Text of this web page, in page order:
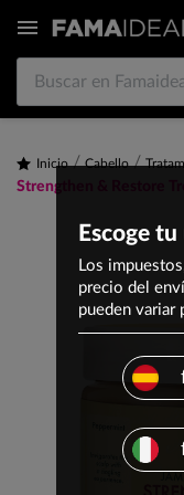

Inicio Cabello
Strengthen & Restore
Escoge
Los
precio del
pueden variar